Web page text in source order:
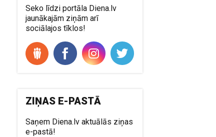
Seko līdzi portāla Diena.lv
jaunākajām ziņām arī
sociālajos tīklos!
ZIŅAS E-PASTĀ
Saņem Diena.lv aktuālās ziņas
e-pastā!